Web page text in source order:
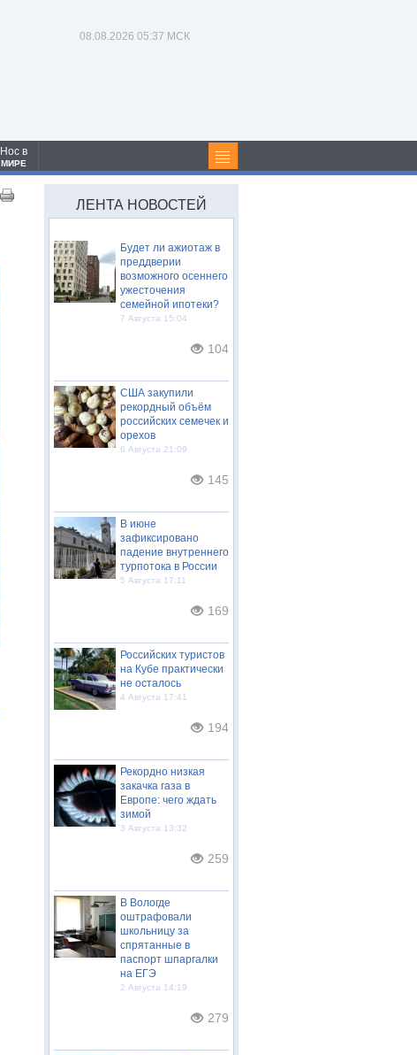
08.08.2026 05:37 МСК
Нос в
МИРЕ
ЛЕНТА НОВОСТЕЙ
Будет ли ажиотаж в
преддверии
возможного осеннего
ужесточения
семейной ипотеки?
7 Августа 15:04
104
США закупили
рекордный объём
российских семечек и
орехов
6 Августа 21:09
145
В июне
зафиксировано
падение внутреннего
турпотока в России
5 Августа 17:11
169
Российских туристов
на Кубе практически
не осталось
4 Августа 17:41
194
Рекордно низкая
закачка газа в
Европе: чего ждать
зимой
3 Августа 13:32
259
В Вологде
оштрафовали
школьницу за
спрятанные в
паспорт шпаргалки
на ЕГЭ
2 Августа 14:19
279